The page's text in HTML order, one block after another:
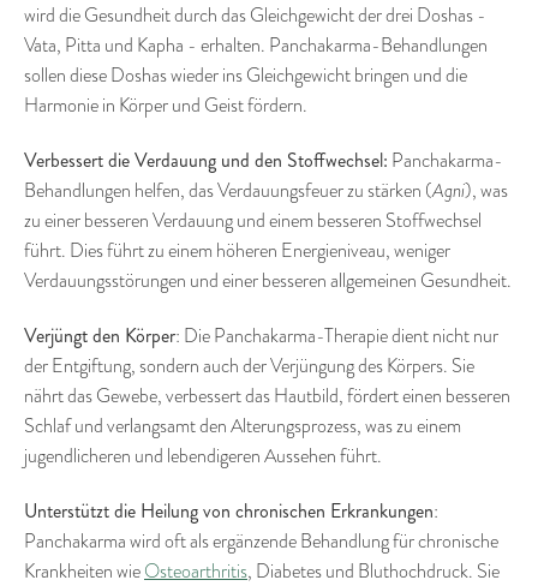
wird die Gesundheit durch das Gleichgewicht der drei Doshas -
Vata, Pitta und Kapha - erhalten. Panchakarma-Behandlungen
sollen diese Doshas wieder ins Gleichgewicht bringen und die
Harmonie in Körper und Geist fördern.
Verbessert die Verdauung und den Stoffwechsel: Panchakarma-
Behandlungen helfen, das Verdauungsfeuer zu stärken (Agni), was
zu einer besseren Verdauung und einem besseren Stoffwechsel
führt. Dies führt zu einem höheren Energieniveau, weniger
Verdauungsstörungen und einer besseren allgemeinen Gesundheit.
Verjüngt den Körper: Die Panchakarma-Therapie dient nicht nur
der Entgiftung, sondern auch der Verjüngung des Körpers. Sie
nährt das Gewebe, verbessert das Hautbild, fördert einen besseren
Schlaf und verlangsamt den Alterungsprozess, was zu einem
jugendlicheren und lebendigeren Aussehen führt.
Unterstützt die Heilung von chronischen Erkrankungen:
Panchakarma wird oft als ergänzende Behandlung für chronische
Krankheiten wieOsteoarthritis, Diabetes und Bluthochdruck. Sie